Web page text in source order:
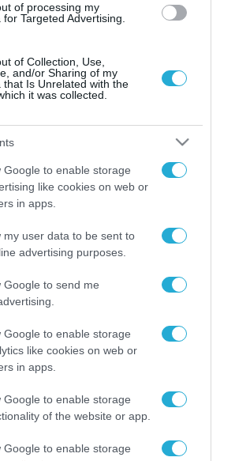
of processing my
for Targeted Advertising.
of Collection, Use,
and/or Sharing of my
that Is Unrelated with the
it was collected.
Google to enable storage
like cookies on web or
in apps.
my user data to be sent to
advertising purposes.
Google to send me
Google to enable storage
like cookies on web or
in apps.
Google to enable storage
of the website or app.
Google to enable storage